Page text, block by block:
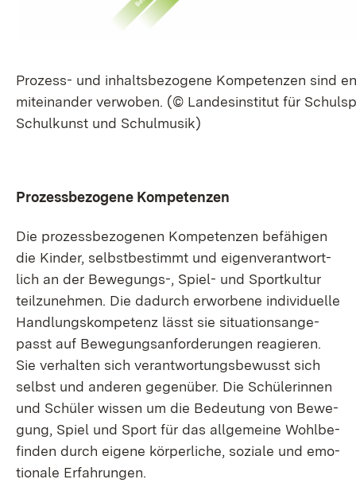
Pro­zess- und in­halts­be­zo­ge­ne Kom­pe­ten­zen sind
mit­ein­an­der ver­wo­ben. (© Lan­des­in­sti­tut für
Schul­kunst und Schul­mu­sik)
Pro­zess­be­zo­ge­ne Kom­pe­ten­zen
Die pro­zess­be­zo­ge­nen Kom­pe­ten­zen be­fä­hi­gen
die Kin­der, selbst­be­stimmt und ei­gen­ver­ant­wort­
lich an der Be­we­gungs-, Spiel- und Sport­kul­tur
teil­zu­neh­men. Die da­durch er­wor­be­ne in­di­vi­du­el­le
Hand­lungs­kom­pe­tenz lässt sie si­tua­ti­ons­an­ge­
passt auf Be­we­gungs­an­for­de­run­gen re­agie­ren.
Sie ver­hal­ten sich ver­ant­wor­tungs­be­wusst sich
selbst und an­de­ren ge­gen­über. Die Schü­le­rin­nen
und Schü­ler wis­sen um die Be­deu­tung von Be­we­
gung, Spiel und Sport für das all­ge­mei­ne Wohl­be­
fin­den durch ei­ge­ne kör­per­li­che, so­zia­le und emo­
tio­na­le Er­fah­run­gen.